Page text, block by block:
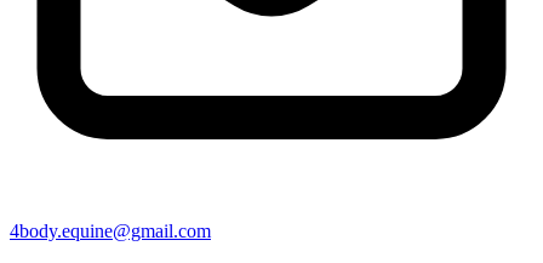
4body.equine@gmail.com